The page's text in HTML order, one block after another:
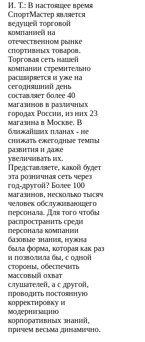
И. Т.: В настоящее время
СпортМастер является
ведущей торговой
компанией на
отечественном рынке
спортивных товаров.
Торговая сеть нашей
компании стремительно
расширяется и уже на
сегодняшний день
составляет более 40
магазинов в различных
городах России, из них 23
магазина в Москве. В
ближайших планах - не
снижать ежегодные темпы
развития и даже
увеличивать их.
Представляете, какой будет
эта розничная сеть через
год-другой? Более 100
магазинов, несколько тысяч
человек обслуживающего
персонала. Для того чтобы
распространить среди
персонала компании
базовые знания, нужна
была форма, которая как раз
и позволила бы, с одной
стороны, обеспечить
массовый охват
слушателей, а с другой,
проводить постоянную
корректировку и
модернизацию
корпоративных знаний,
причем весьма динамично.